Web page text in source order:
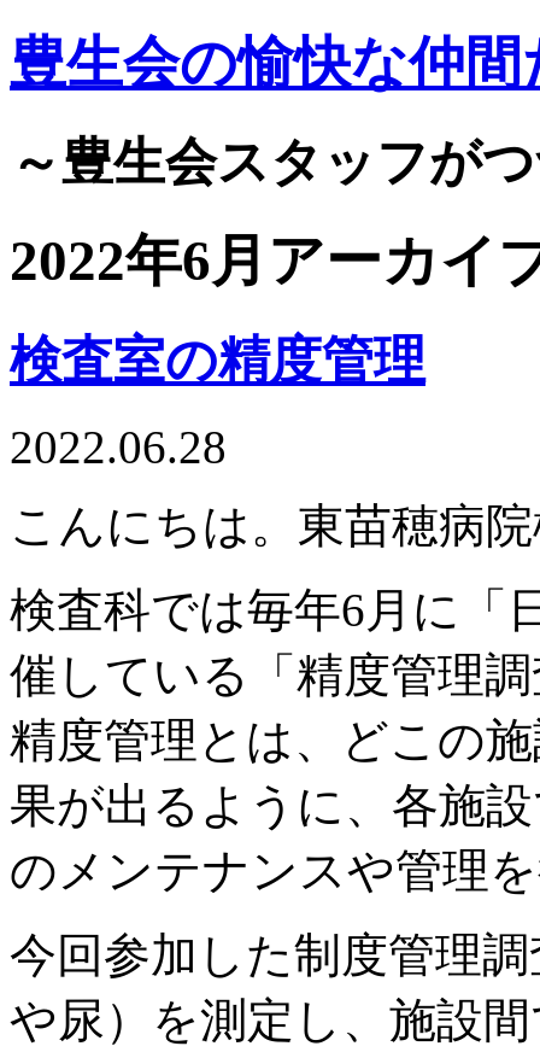
豊生会の愉快な仲間
～豊生会スタッフが
2022年6月アーカイ
検査室の精度管理
2022.06.28
こんにちは。東苗穂病
検査科では毎年6月に「
催している「精度管理
精度管理とは、どこの
果が出るように、各施
のメンテナンスや管理
今回参加した制度管理
や尿）を測定し、施設